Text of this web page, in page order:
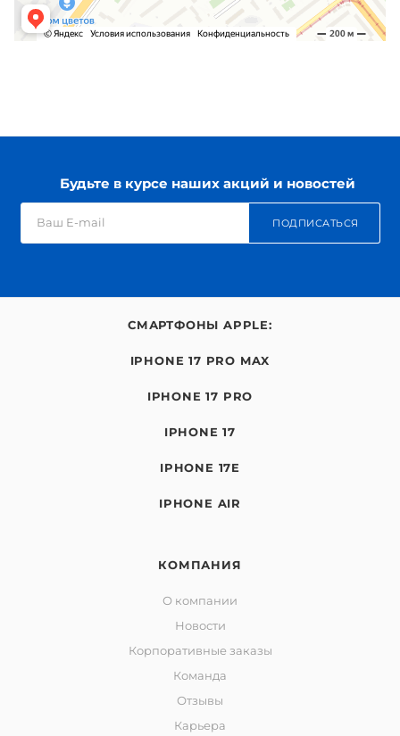
Будьте в курсе наших акций и новостей
ПОДПИСАТЬСЯ
СМАРТФОНЫ APPLE:
IPHONE 17 PRO MAX
IPHONE 17 PRO
IPHONE 17
IPHONE 17E
IPHONE AIR
КОМПАНИЯ
О компании
Новости
Корпоративные заказы
Команда
Отзывы
Карьера